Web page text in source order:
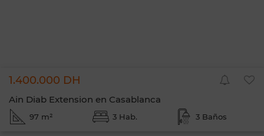
1.400.000 DH
Ain Diab Extension en Casablanca
97 m² 3 Hab. 3 Baños